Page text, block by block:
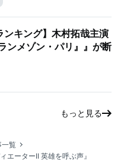
ンキング】木村拓哉主演
ンメゾン・パリ』』が断
もっと見る
一覧
エーターII 英雄を呼ぶ声』